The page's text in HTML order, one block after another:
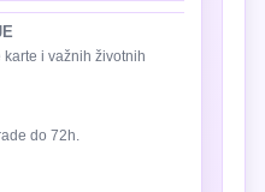
i važnih životnih
do 72h.